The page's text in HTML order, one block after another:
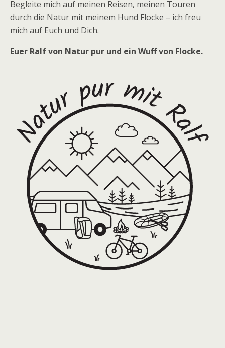
Begleite mich auf meinen Reisen, meinen Touren
durch die Natur mit meinem Hund Flocke – ich freu
mich auf Euch und Dich.
Euer Ralf von Natur pur und ein Wuff von Flocke.